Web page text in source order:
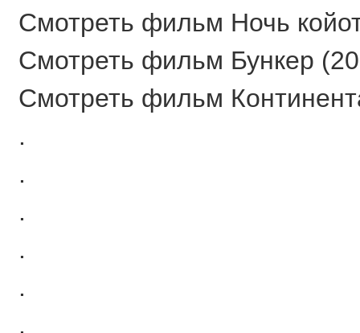
Смотреть фильм Ночь
Смотреть фильм Бункер
Смотреть фильм
.
.
.
.
.
.